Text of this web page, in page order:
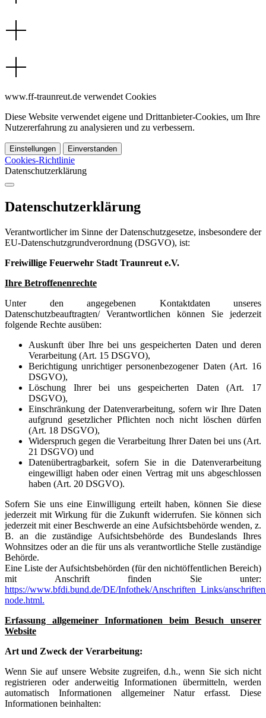
www.ff-traunreut.de verwendet Cookies
Diese Website verwendet eigene und Drittanbieter-Cookies, um Ihre
Nutzererfahrung zu analysieren und zu verbessern.
Einstellungen Einverstanden
Cookies-Richtlinie
Datenschutzerklärung
Datenschutzerklärung
Verantwortlicher im Sinne der Datenschutzgesetze, insbesondere der
EU-Datenschutzgrundverordnung (DSGVO), ist:
Freiwillige Feuerwehr Stadt Traunreut e.V.
Ihre Betroffenenrechte
Unter den angegebenen Kontaktdaten unseres
Datenschutzbeauftragten/ Verantwortlichen können Sie jederzeit
folgende Rechte ausüben:
Auskunft über Ihre bei uns gespeicherten Daten und deren
Verarbeitung (Art. 15 DSGVO),
Berichtigung unrichtiger personenbezogener Daten (Art. 16
DSGVO),
Löschung Ihrer bei uns gespeicherten Daten (Art. 17
DSGVO),
Einschränkung der Datenverarbeitung, sofern wir Ihre Daten
aufgrund gesetzlicher Pflichten noch nicht löschen dürfen
(Art. 18 DSGVO),
Widerspruch gegen die Verarbeitung Ihrer Daten bei uns (Art.
21 DSGVO) und
Datenübertragbarkeit, sofern Sie in die Datenverarbeitung
eingewilligt haben oder einen Vertrag mit uns abgeschlossen
haben (Art. 20 DSGVO).
Sofern Sie uns eine Einwilligung erteilt haben, können Sie diese
jederzeit mit Wirkung für die Zukunft widerrufen. Sie können sich
jederzeit mit einer Beschwerde an eine Aufsichtsbehörde wenden, z.
B. an die zuständige Aufsichtsbehörde des Bundeslands Ihres
Wohnsitzes oder an die für uns als verantwortliche Stelle zuständige
Behörde.
Eine Liste der Aufsichtsbehörden (für den nichtöffentlichen Bereich)
mit Anschrift finden Sie unter:
https://www.bfdi.bund.de/DE/Infothek/Anschriften_Links/
node.html.
Erfassung allgemeiner Informationen beim Besuch unserer
Website
Art und Zweck der Verarbeitung:
Wenn Sie auf unsere Website zugreifen, d.h., wenn Sie sich nicht
registrieren oder anderweitig Informationen übermitteln, werden
automatisch Informationen allgemeiner Natur erfasst. Diese
Informationen beinhalten: